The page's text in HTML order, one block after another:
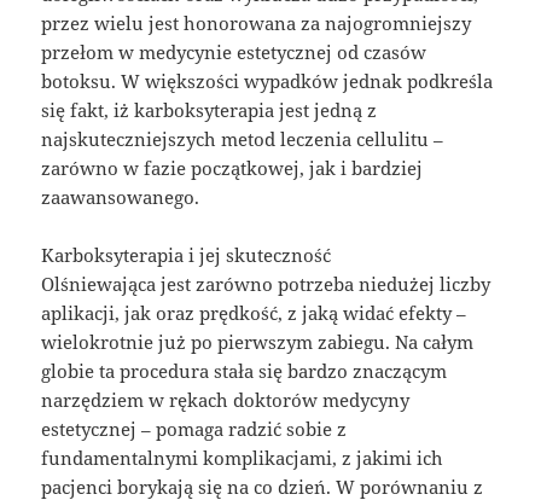
przez wielu jest honorowana za najogromniejszy
przełom w medycynie estetycznej od czasów
botoksu. W większości wypadków jednak podkreśla
się fakt, iż karboksyterapia jest jedną z
najskuteczniejszych metod leczenia cellulitu –
zarówno w fazie początkowej, jak i bardziej
zaawansowanego.
Karboksyterapia i jej skuteczność
Olśniewająca jest zarówno potrzeba niedużej liczby
aplikacji, jak oraz prędkość, z jaką widać efekty –
wielokrotnie już po pierwszym zabiegu. Na całym
globie ta procedura stała się bardzo znaczącym
narzędziem w rękach doktorów medycyny
estetycznej – pomaga radzić sobie z
fundamentalnymi komplikacjami, z jakimi ich
pacjenci borykają się na co dzień. W porównaniu z